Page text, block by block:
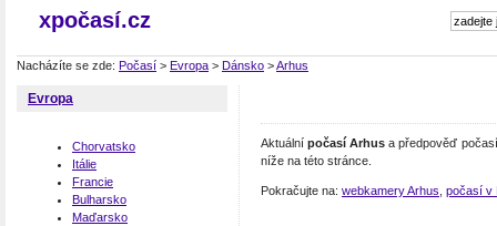
xpočasí.cz
Nacházíte se zde: Počasí > Evropa > Dánsko >Arhus
Evropa
Chorvatsko
Itálie
Francie
Bulharsko
Maďarsko
Aktuálnípočasí Arhus a předpověď
níže na této stránce.
Pokračujte na: webkamery Arhus počasí v